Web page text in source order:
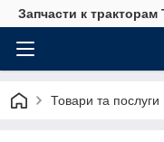
Запчасти к
Товари та послуги